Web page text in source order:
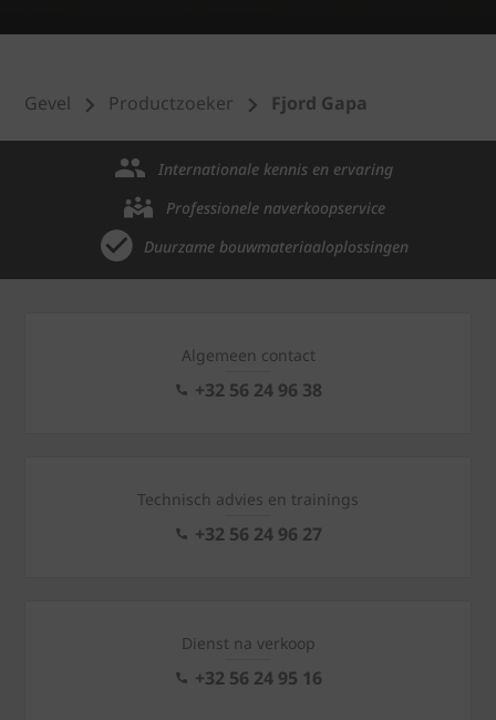
Gevel Productzoeker Fjord Gapa
Internationale kennis en ervaring
Professionele naverkoopservice
Duurzame bouwmateriaaloplossingen
Algemeen contact
+32 56 24 96 38
Technisch advies en trainings
+32 56 24 96 27
Dienst na verkoop
+32 56 24 95 16